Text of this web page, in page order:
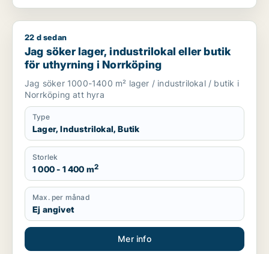
Jag söker lager, industrilokal eller butik för uthyrning i
22 d sedan
Jag söker lager, industrilokal eller butik
för uthyrning i Norrköping
Jag söker 1000-1400 m² lager / industrilokal / butik i
Norrköping att hyra
Type
Lager, Industrilokal, Butik
Storlek
1 000 - 1 400 m2
Max. per månad
Ej angivet
Mer info